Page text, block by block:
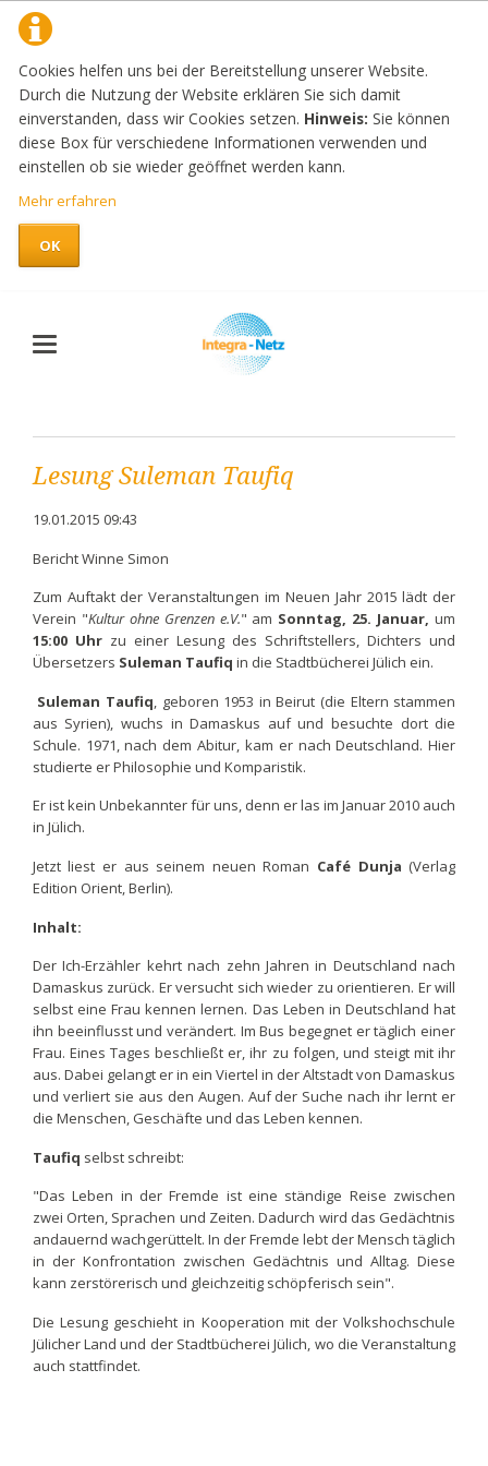
Cookies helfen uns bei der Bereitstellung unserer Website.
Durch die Nutzung der Website erklären Sie sich damit
einverstanden, dass wir Cookies setzen. Hinweis: Sie können
diese Box für verschiedene Informationen verwenden und
einstellen ob sie wieder geöffnet werden kann.
Mehr erfahren
OK
Lesung Suleman Taufiq
19.01.2015 09:43
Bericht Winne Simon
Zum Auftakt der Veranstaltungen im Neuen Jahr 2015 lädt der
Verein "Kultur ohne Grenzen e.V." am Sonntag, 25. Januar, um
15:00 Uhrzu einer Lesung des Schriftstellers, Dichters und
Übersetzers Suleman Taufiq in die Stadtbücherei Jülich ein.
Suleman Taufiq, geboren 1953 in Beirut (die Eltern stammen
aus Syrien), wuchs in Damaskus auf und besuchte dort die
Schule. 1971, nach dem Abitur, kam er nach Deutschland. Hier
studierte er Philosophie und Komparistik.
Er ist kein Unbekannter für uns, denn er las im Januar 2010 auch
in Jülich.
Jetzt liest er aus seinem neuen Roman Café Dunja (Verlag
Edition Orient, Berlin).
Inhalt:
Der Ich-Erzähler kehrt nach zehn Jahren in Deutschland nach
Damaskus zurück. Er versucht sich wieder zu orientieren. Er will
selbst eine Frau kennen lernen. Das Leben in Deutschland hat
ihn beeinflusst und verändert. Im Bus begegnet er täglich einer
Frau. Eines Tages beschließt er, ihr zu folgen, und steigt mit ihr
aus. Dabei gelangt er in ein Viertel in der Altstadt von Damaskus
und verliert sie aus den Augen. Auf der Suche nach ihr lernt er
die Menschen, Geschäfte und das Leben kennen.
Taufiq selbst schreibt:
"Das Leben in der Fremde ist eine ständige Reise zwischen
zwei Orten, Sprachen und Zeiten. Dadurch wird das Gedächtnis
andauernd wachgerüttelt. In der Fremde lebt der Mensch täglich
in der Konfrontation zwischen Gedächtnis und Alltag. Diese
kann zerstörerisch und gleichzeitig schöpferisch sein".
Die Lesung geschieht in Kooperation mit der Volkshochschule
Jülicher Land und der Stadtbücherei Jülich, wo die Veranstaltung
auch stattfindet.